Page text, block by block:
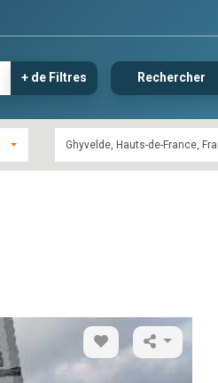
+ de Filtres Rechercher